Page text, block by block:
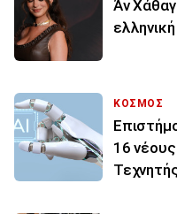
Άν
ΚΟΣΜΟΣ
16